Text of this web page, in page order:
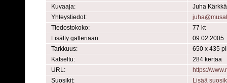
Kuvaaja:
Juha
Yhteystiedot:
Tiedostokoko:
77 kt
Lisätty galleriaan:
09.02.2005
Tarkkuus:
650 x 435
Katseltu:
284 kertaa
URL:
https://
Suosikit:
Lisää